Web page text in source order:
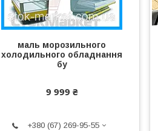
маль морозильного
холодильного обладнання
бу
9 999 ₴
+380 (67) 269-95-55